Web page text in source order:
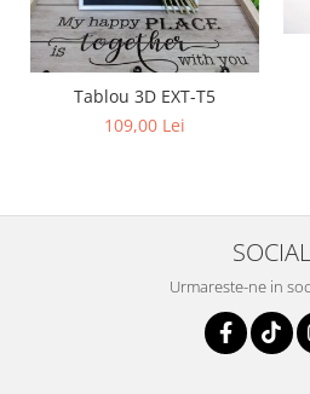
Tablou 3D EXT-T5
109,00 Lei
SOCIAL
Urmareste-ne in